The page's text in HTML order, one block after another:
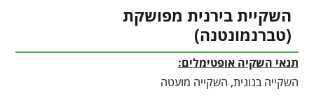
השקיית בירנית מפושקת
(טברנמונטנה)
תנאי השקיה אופטימלים:
השקייה בנונית, השקייה מועטה